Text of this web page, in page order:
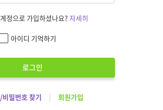
정으로 가입하셨나요?자세히
아이디 기억하기
로그인
밀번호 찾기 | 회원가입